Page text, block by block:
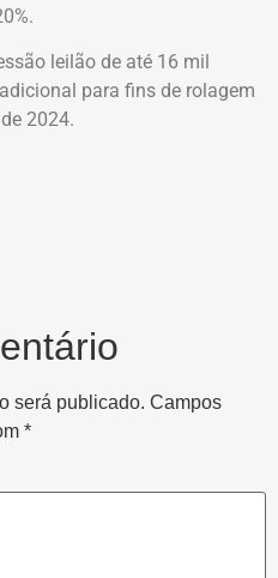
leilão de até 16 mil
para fins de rolagem
2024.
será publicado. Campos
*